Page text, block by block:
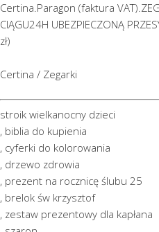
Certina.Paragon (faktura
CIĄGU24H UBEZPIECZONĄ
zł)
Certina / Zegarki
stroik wielkanocny dzieci
, biblia do kupienia
, cyferki do kolorowania
, drzewo zdrowia
, prezent na rocznicę ślubu 25
, brelok św krzysztof
, zestaw prezentowy dla kapłana